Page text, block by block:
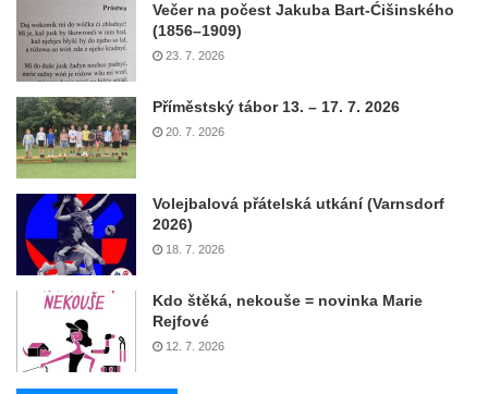
Večer na počest Jakuba Bart-Ćišinského
(1856–1909)
23. 7. 2026
Příměstský tábor 13. – 17. 7. 2026
20. 7. 2026
Volejbalová přátelská utkání (Varnsdorf
2026)
18. 7. 2026
Kdo štěká, nekouše = novinka Marie
Rejfové
12. 7. 2026